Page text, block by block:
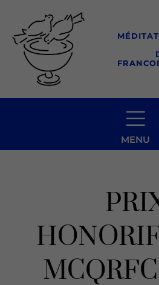
contenu
MENU